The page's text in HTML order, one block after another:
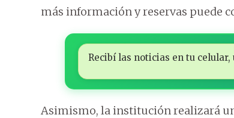
más información y reservas puede
Recibí las noticias en tu
Asimismo, la institución realizará